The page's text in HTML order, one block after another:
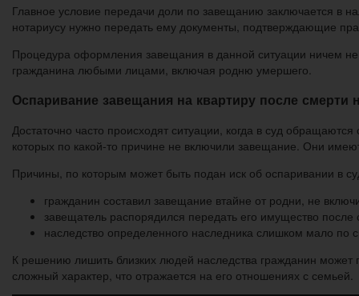
Главное условие передачи доли по завещанию заключается в
нотариусу нужно передать ему документы, подтверждающие
Процедура оформления завещания в данной ситуации ничем
гражданина любыми лицами, включая родню умершего.
Оспаривание завещания на квартиру после смерти
Достаточно часто происходят ситуации, когда в суд
которых по какой-то причине не включили завещание. Они
Причины, по которым может быть подан иск об оспаривании в
гражданин составил завещание втайне от родни, не
завещатель распорядился передать его имущество
наследство определенного наследника слишком мало по
К решению лишить близких людей наследства гражданин
сложный характер, что отражается на его отношениях с семьей.